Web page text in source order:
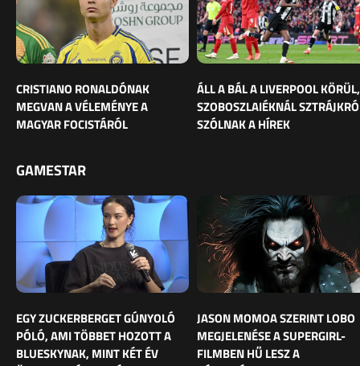
CRISTIANO RONALDÓNAK
MEGVAN A VÉLEMÉNYE A
MAGYAR FOCISTÁRÓL
ÁLL A BÁL A LIVERPOOL KÖRÜL,
SZOBOSZLAIÉKNÁL
SZÓLNAK A HÍREK
GAMESTAR
EGY ZUCKERBERGET GÚNYOLÓ
PÓLÓ, AMI TÖBBET HOZOTT A
BLUESKYNAK, MINT KÉT ÉV
JASON MOMOA SZERINT LOBO
MEGJELENÉSE A SUPERGIRL-
FILMBEN HŰ LESZ A